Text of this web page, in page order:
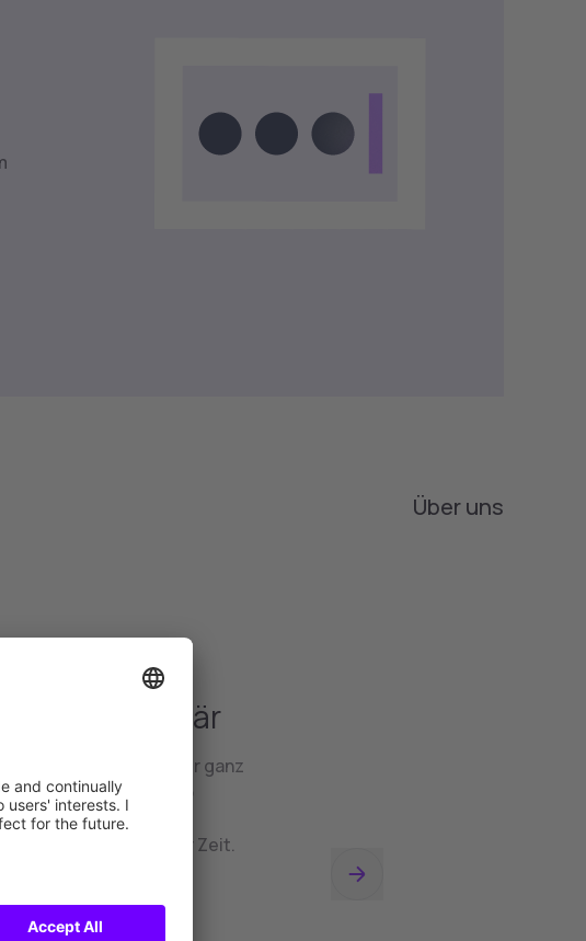
Über uns
und Visionär
Ideen und ist immer ganz
Innovation geht. Ob
neue Wege, etwas
ist stets am Puls der Zeit.